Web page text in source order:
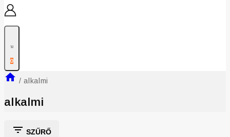
0
/ alkalmi
alkalmi
SZŰRŐ